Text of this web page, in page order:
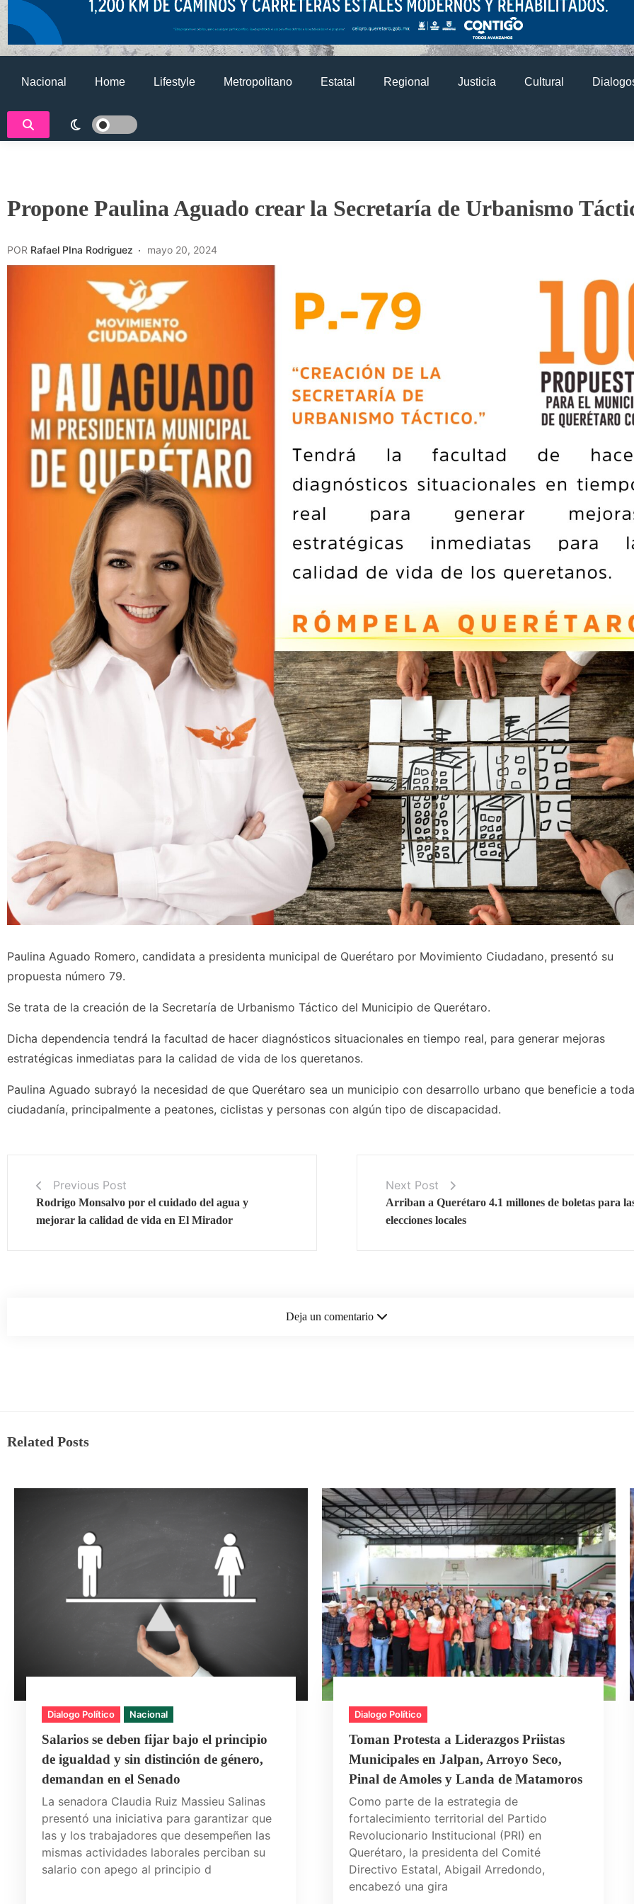
Nacional Home Lifestyle Metropolitano Estatal Regional Justicia Cultural
Propone Paulina Aguado crear la Secretaría de Urbanismo
POR Rafael PIna Rodriguez mayo 20, 2024
Paulina Aguado Romero, candidata a presidenta municipal de Querétaro por Movimiento Ciudadano, presentó su
propuesta número 79.
Se trata de la creación de la Secretaría de Urbanismo Táctico del Municipio de Querétaro.
Dicha dependencia tendrá la facultad de hacer diagnósticos situacionales en tiempo real, para generar mejoras
estratégicas inmediatas para la calidad de vida de los queretanos.
Paulina Aguado subrayó la necesidad de que Querétaro sea un municipio con desarrollo urbano que beneficie a
ciudadanía, principalmente a peatones, ciclistas y personas con algún tipo de discapacidad.
Previous Post
Rodrigo Monsalvo por el cuidado del agua y
mejorar la calidad de vida en El Mirador
Next Post
Arriban a Querétaro 4.1 millones de boletas para
elecciones locales
Deja un comentario
Related Posts
Dialogo Político Nacional
Salarios se deben fijar bajo el principio
de igualdad y sin distinción de género,
demandan en el Senado
La senadora Claudia Ruiz Massieu Salinas
presentó una iniciativa para garantizar que
las y los trabajadores que desempeñen las
mismas actividades laborales perciban su
salario con apego al principio d
Dialogo Político
Toman Protesta a Liderazgos Priistas
Municipales en Jalpan, Arroyo Seco,
Pinal de Amoles y Landa de Matamoros
Como parte de la estrategia de
fortalecimiento territorial del Partido
Revolucionario Institucional (PRI) en
Querétaro, la presidenta del Comité
Directivo Estatal, Abigail Arredondo,
encabezó una gira